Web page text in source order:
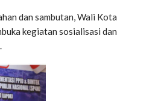
dan sambutan, Wali Kota
kegiatan sosialisasi dan